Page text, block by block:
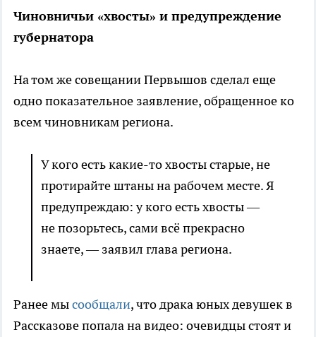
Чиновничьи «хвосты» и предупреждение
губернатора
На том же совещании Первышов сделал еще
одно показательное заявление, обращенное ко
всем чиновникам региона.
У кого есть какие-то хвосты старые, не
протирайте штаны на рабочем месте. Я
предупреждаю: у кого есть хвосты —
не позорьтесь, сами всё прекрасно
знаете, — заявил глава региона.
Ранее мысообщали, что драка юных девушек в
Рассказове попала на видео: очевидцы стоят и